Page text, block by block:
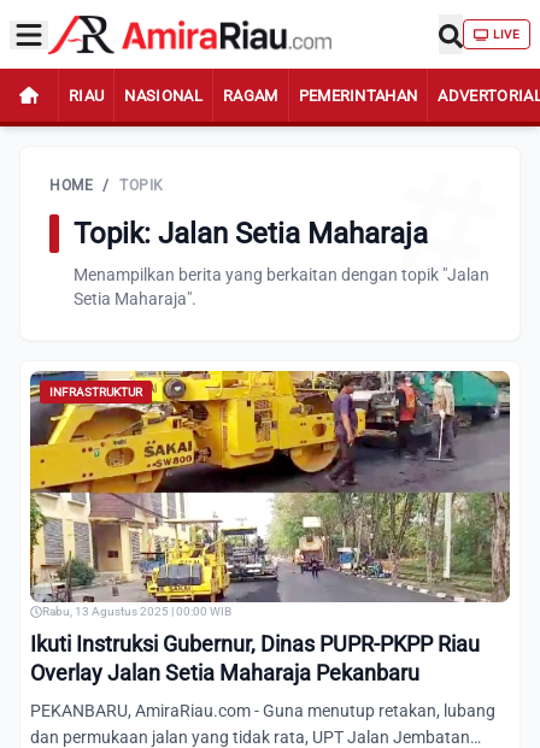
LIVE
RIAU NASIONAL RAGAM PEMERINTAHAN
HOME / TOPIK
Topik: Jalan Setia Maharaja
Menampilkan berita yang berkaitan dengan topik "Jalan
Setia Maharaja".
INFRASTRUKTUR
Rabu, 13 Agustus 2025 | 00:00 WIB
Ikuti Instruksi Gubernur, Dinas PUPR-PKPP Riau
Overlay Jalan Setia Maharaja Pekanbaru
PEKANBARU, AmiraRiau.com - Guna menutup retakan, lubang
dan permukaan jalan yang tidak rata, UPT Jalan Jembatan